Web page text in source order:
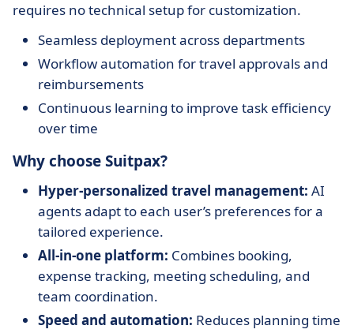
requires no technical setup for customization.
Seamless deployment across departments
Workflow automation for travel approvals and
reimbursements
Continuous learning to improve task efficiency
over time
Why choose Suitpax?
Hyper-personalized travel management: AI
agents adapt to each user’s preferences for a
tailored experience.
All-in-one platform: Combines booking,
expense tracking, meeting scheduling, and
team coordination.
Speed and automation: Reduces planning time